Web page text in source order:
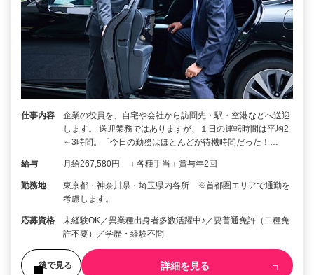
仕事内容
企業の役員を、自宅や会社から訪問先・駅・空港などへ送迎
します。 送迎業務ではありますが、１日の運転時間は平均2
～3時間。「今日の勤務はほとんどが待機時間だった！…
給与 月給267,580円 ＋各種手当＋賞与年2回
勤務地
東京都・神奈川県・埼玉県内各所 ※首都圏エリアで通勤を
考慮します。
応募資格
未経験OK／異業種出身者多数活躍中♪／要普通免許（二種免
許不要）／学歴・経験不問
後で見る 詳細を見る